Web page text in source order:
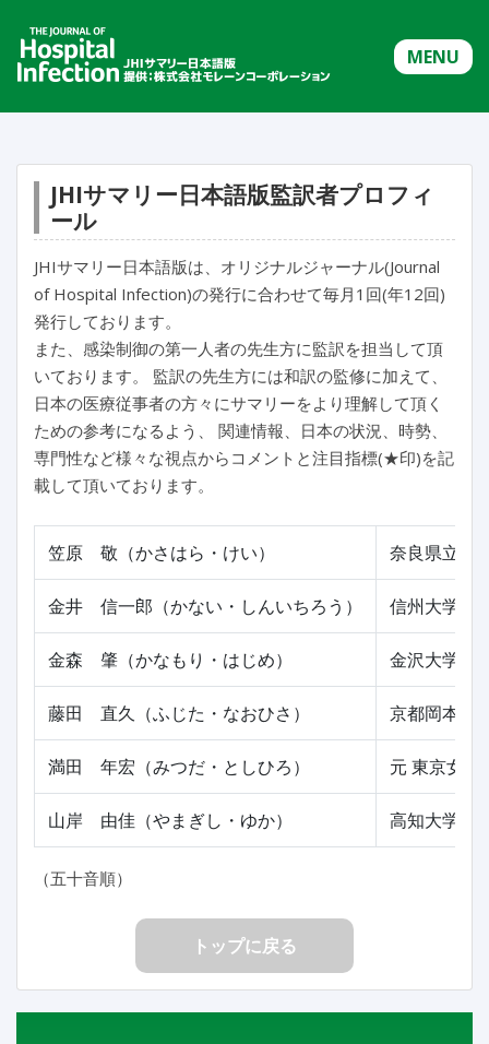
MENU
JHIサマリー日本語版監訳者プロフィ
ール
JHIサマリー日本語版は、オリジナルジャーナル(Journal
of Hospital Infection)の発行に合わせて毎月1回(年12回)
発行しております。
また、感染制御の第一人者の先生方に監訳を担当して頂
いております。 監訳の先生方には和訳の監修に加えて、
日本の医療従事者の方々にサマリーをより理解して頂く
ための参考になるよう、 関連情報、日本の状況、時勢、
専門性など様々な視点からコメントと注目指標(★印)を記
載して頂いております。
笠原 敬（かさはら・けい） 奈良県立医
金井 信一郎（かない・しんいちろう） 信州大学医
金森 肇（かなもり・はじめ） 金沢大学医
藤田 直久（ふじた・なおひさ） 京都岡本記
満田 年宏（みつだ・としひろ） 元 東京女子
山岸 由佳（やまぎし・ゆか） 高知大学医
（五十音順）
トップに戻る